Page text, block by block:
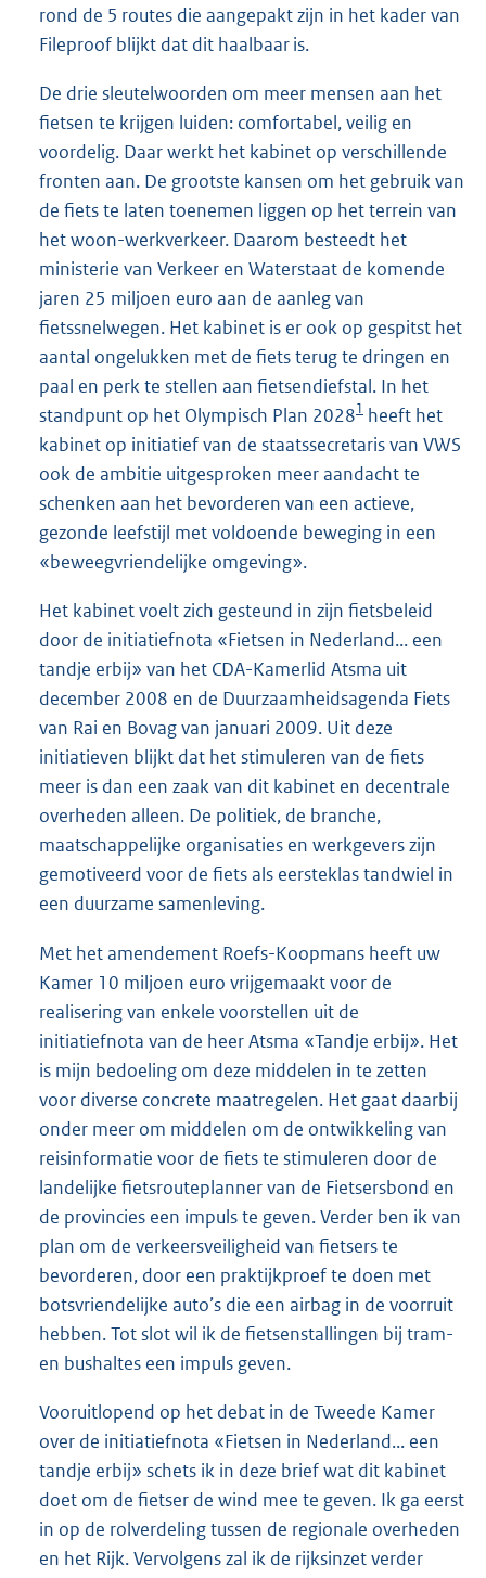
rond de 5 routes die aangepakt zijn in het kader van
Fileproof blijkt dat dit haalbaar is.
De drie sleutelwoorden om meer mensen aan het
fietsen te krijgen luiden: comfortabel, veilig en
voordelig. Daar werkt het kabinet op verschillende
fronten aan. De grootste kansen om het gebruik van
de fiets te laten toenemen liggen op het terrein van
het woon-werkverkeer. Daarom besteedt het
ministerie van Verkeer en Waterstaat de komende
jaren 25 miljoen euro aan de aanleg van
fietssnelwegen. Het kabinet is er ook op gespitst het
aantal ongelukken met de fiets terug te dringen en
paal en perk te stellen aan fietsendiefstal. In het
standpunt op het Olympisch Plan 20281 heeft het
kabinet op initiatief van de staatssecretaris van VWS
ook de ambitie uitgesproken meer aandacht te
schenken aan het bevorderen van een actieve,
gezonde leefstijl met voldoende beweging in een
«beweegvriendelijke omgeving».
Het kabinet voelt zich gesteund in zijn fietsbeleid
door de initiatiefnota «Fietsen in Nederland... een
tandje erbij» van het CDA-Kamerlid Atsma uit
december 2008 en de Duurzaamheidsagenda Fiets
van Rai en Bovag van januari 2009. Uit deze
initiatieven blijkt dat het stimuleren van de fiets
meer is dan een zaak van dit kabinet en decentrale
overheden alleen. De politiek, de branche,
maatschappelijke organisaties en werkgevers zijn
gemotiveerd voor de fiets als eersteklas tandwiel in
een duurzame samenleving.
Met het amendement Roefs-Koopmans heeft uw
Kamer 10 miljoen euro vrijgemaakt voor de
realisering van enkele voorstellen uit de
initiatiefnota van de heer Atsma «Tandje erbij». Het
is mijn bedoeling om deze middelen in te zetten
voor diverse concrete maatregelen. Het gaat daarbij
onder meer om middelen om de ontwikkeling van
reisinformatie voor de fiets te stimuleren door de
landelijke fietsrouteplanner van de Fietsersbond en
de provincies een impuls te geven. Verder ben ik van
plan om de verkeersveiligheid van fietsers te
bevorderen, door een praktijkproef te doen met
botsvriendelijke auto’s die een airbag in de voorruit
hebben. Tot slot wil ik de fietsenstallingen bij tram-
en bushaltes een impuls geven.
Vooruitlopend op het debat in de Tweede Kamer
over de initiatiefnota «Fietsen in Nederland... een
tandje erbij» schets ik in deze brief wat dit kabinet
doet om de fietser de wind mee te geven. Ik ga eerst
in op de rolverdeling tussen de regionale overheden
en het Rijk. Vervolgens zal ik de rijksinzet verder